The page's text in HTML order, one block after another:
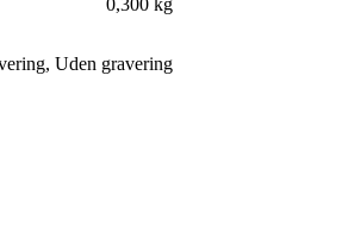
0,300 kg
, Uden gravering